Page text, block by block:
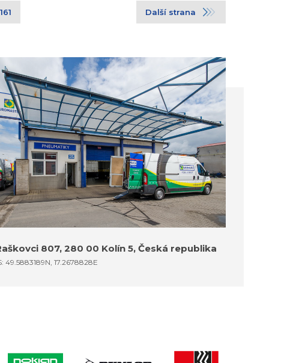
161 Další strana
807, 280 00 Kolín 5, Česká republika
49.5883189N, 17.2678828E